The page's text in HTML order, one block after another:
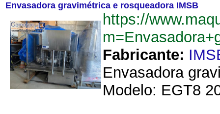
Envasadora gravimétrica e rosqueadora IMSB
https://
Fabricante:
Envasadora
Modelo: EGT8